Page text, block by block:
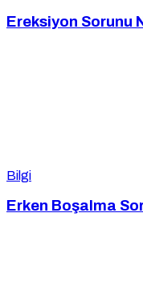
Ereksiyon Sorunu
Bilgi
Erken Boşalma